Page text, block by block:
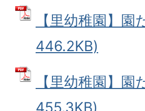
【里幼稚園】
446.2KB)
【里幼稚園】